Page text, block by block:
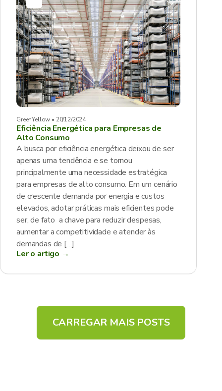
GreenYellow • 20/12/2024
Eficiência Energética para Empresas de
Alto Consumo
A busca por eficiência energética deixou de ser
apenas uma tendência e se tornou
principalmente uma necessidade estratégica
para empresas de alto consumo. Em um cenário
de crescente demanda por energia e custos
elevados, adotar práticas mais eficientes pode
ser, de fato a chave para reduzir despesas,
aumentar a competitividade e atender às
demandas de […]
Ler o artigo →
CARREGAR MAIS POSTS